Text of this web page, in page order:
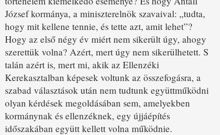
József kormánya, a miniszterelnök szavaival: „tudta,
hogy mit kellene tennie, és tette azt, amit lehet”?
Hogy az első négy év miért nem sikerült úgy, ahogy
szerettük volna? Azért, mert úgy nem sikerülhetett. S
talán azért is, mert mi, akik az Ellenzéki
Kerekasztalban képesek voltunk az összefogásra, a
szabad választások után nem tudtunk együttműködni
olyan kérdések megoldásában sem, amelyekben
kormánynak és ellenzéknek, egy újjáépítés
időszakában együtt kellett volna működnie.